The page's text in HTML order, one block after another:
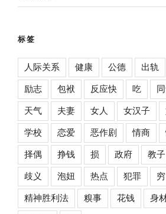
标签
人际关系 健康 公德 出轨
励志 包袱 反应快 吃
天气 夫妻 女人 女汉子
学校 恋爱 恶作剧 情商
择偶 挣钱 损 政府 教子
歧义 泡妞 热点 犯罪 穷
精神胜利法 糗事 花钱 身